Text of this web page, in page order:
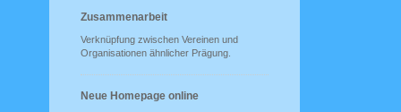
Zusammenarbeit
Verknüpfung zwischen Vereinen und
Organisationen ähnlicher Prägung.
Neue Homepage online